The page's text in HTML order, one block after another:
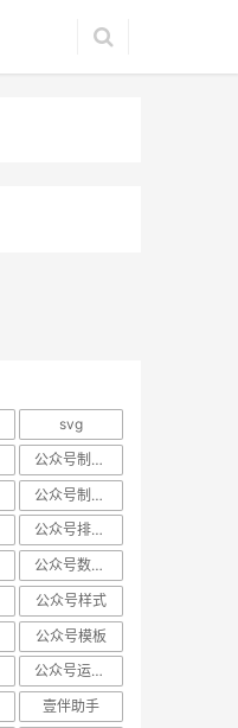
svg
公众号制作、公众号模板
公众号制作，公众号排版、微信编辑器
公众号排版，公众号素材
公众号数据分析
公众号样式
公众号模板
公众号运营，公众号编辑器
壹伴助手